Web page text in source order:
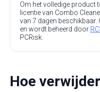
Om het volledige product
licentie van Combo
van 7 dagen
en wordt beheerd door
PCRisk.
Hoe